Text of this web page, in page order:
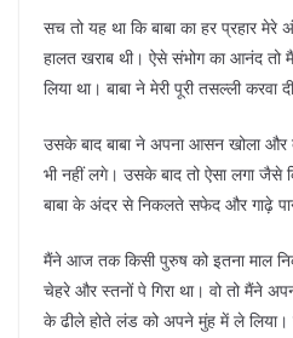
सच तो यह था कि बाबा का हर प्रहार मेरे
हालत खराब थी। ऐसे संभोग का आनंद तो
लिया था। बाबा ने मेरी पूरी तसल्ली करवा
उसके बाद बाबा ने अपना आसन खोला
भी नहीं लगे। उसके बाद तो ऐसा लगा जैसे
बाबा के अंदर से निकलते सफेद और गाढ़े
मैंने आज तक किसी पुरुष को इतना माल
चेहरे और स्तनों पे गिरा था। वो तो मैंने
के ढीले होते लंड को अपने मुंह में ले लिया।